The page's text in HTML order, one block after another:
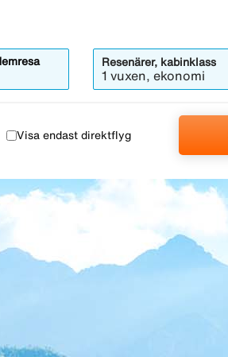
Resenärer, kabinklass
1 vuxen, ekonomi
Visa endast direktflyg